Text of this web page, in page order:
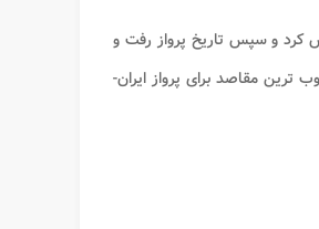
و سپس تاریخ پرواز رفت و
مقاصد برای پرواز ایران-